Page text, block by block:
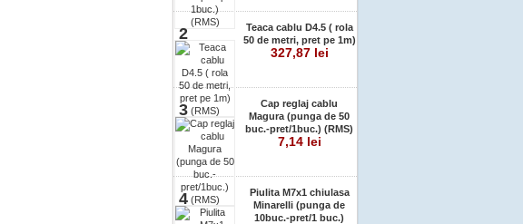
2
Teaca cablu D4.5 ( rola
50 de metri, pret pe 1m)
327,87 lei
3
Cap reglaj cablu
Magura (punga de 50
buc.-pret/1buc.) (RMS)
7,14 lei
4
Piulita M7x1 chiulasa
Minarelli (punga de
10buc.-pret/1 buc.)